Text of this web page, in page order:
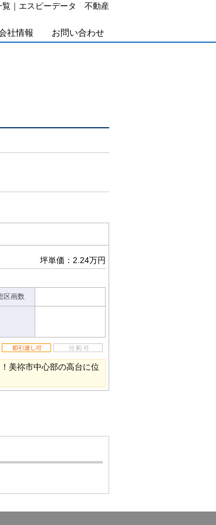
覧｜エスピーデータ 不動産
社情報 お問い合わせ
坪単価：2.24万円
区画数
美祢市中心部の高台に位